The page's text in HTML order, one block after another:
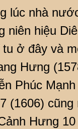
lúc nhà
niên hiệu
ở đây và
Hưng
Phúc
(1606)
Hưng